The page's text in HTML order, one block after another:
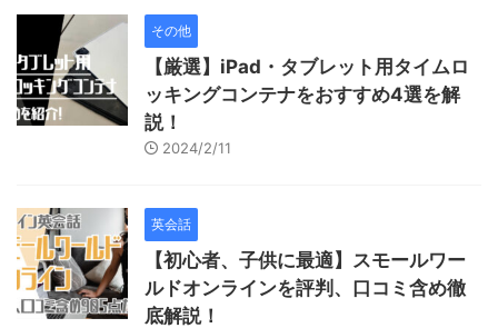
その他
【厳選】iPad・タブレット用タイムロ
ッキングコンテナをおすすめ4選を解
説！
2024/2/11
英会話
【初心者、子供に最適】スモールワー
ルドオンラインを評判、口コミ含め徹
底解説！